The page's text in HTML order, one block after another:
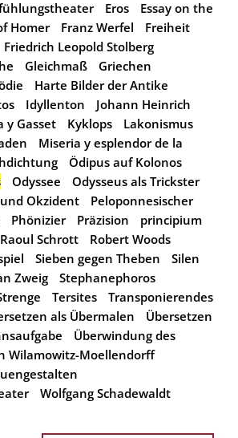
Eros
Essay on the
Homer
Franz Werfel
Freiheit
Friedrich Leopold Stolberg
Gleichmaß
Griechen
Harte Bilder der Antike
Idyllenton
Johann Heinrich
y Gasset Kyklops
Lakonismus
Miseria y esplendor de la
Ödipus auf Kolonos
Odyssee
Odysseus als Trickster
Okzident
Peloponnesischer
Phönizier Präzision
principium
Raoul Schrott
Robert Woods
Sieben gegen Theben
Silen
Zweig
Stephanephoros
Tersites
Transponierendes
als Übermalen
Übersetzen
Überwindung des
Wilamowitz-Moellendorff
Wolfgang Schadewaldt